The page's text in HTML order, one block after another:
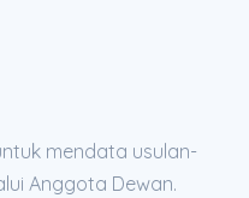
mendata usulan-
Anggota Dewan.